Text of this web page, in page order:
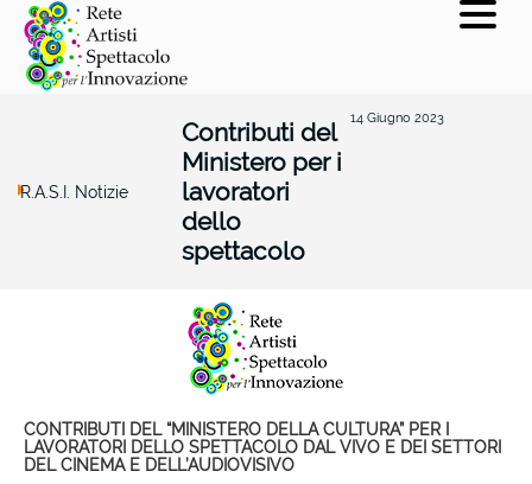
R.A.S.I. Notizie
Contributi del
Ministero per i
lavoratori
dello
spettacolo
14 Giugno 2023
CONTRIBUTI DEL “MINISTERO DELLA CULTURA” PER I
LAVORATORI DELLO SPETTACOLO DAL VIVO E DEI SETTORI
DEL CINEMA E DELL’AUDIOVISIVO